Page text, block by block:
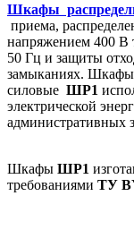
Шкафы
приема,
напряжением 400 В
50 Гц и защиты
замыканиях. Шкафы
силовые ШР1
электрической
административных
Шкафы ШР1
требованиями ТУ